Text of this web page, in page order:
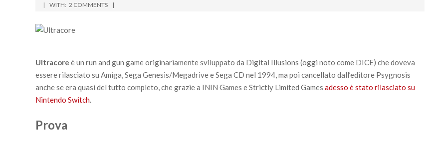
WITH: 2 COMMENTS
Ultracore è un run and gun game originariamente sviluppato da Digital Illusions (oggi noto come DICE) che doveva
essere rilasciato su Amiga, Sega Genesis/Megadrive e Sega CD nel 1994, ma poi cancellato dall’editore Psygnosis
anche se era quasi del tutto completo, che grazie a ININ Games e Strictly Limited Games adesso è stato rilasciato su
Nintendo Switch.
Prova